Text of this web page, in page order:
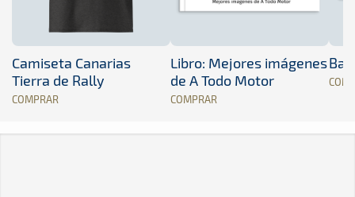
Camiseta Canarias
Tierra de Rally
COMPRAR
Libro: Mejores imágenes
de A Todo Motor
COMPRAR